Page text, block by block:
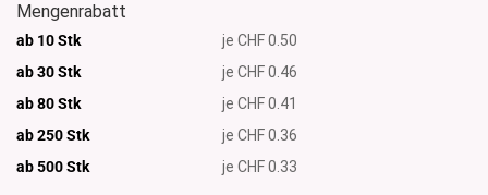
Mengenrabatt
ab 10 Stk
je CHF 0.50
ab 30 Stk
je CHF 0.46
ab 80 Stk
je CHF 0.41
ab 250 Stk
je CHF 0.36
ab 500Stk je CHF 0.33